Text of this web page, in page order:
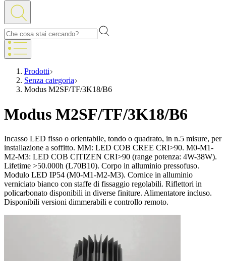
Prodotti
Senza categoria
Modus M2SF/TF/3K18/B6
Modus M2SF/TF/3K18/B6
Incasso LED fisso o orientabile, tondo o quadrato, in n.5 misure, per
installazione a soffitto. MM: LED COB CREE CRI>90. M0-M1-
M2-M3: LED COB CITIZEN CRI>90 (range potenza: 4W-38W).
Lifetime >50.000h (L70B10). Corpo in alluminio pressofuso.
Modulo LED IP54 (M0-M1-M2-M3). Cornice in alluminio
verniciato bianco con staffe di fissaggio regolabili. Riflettori in
policarbonato disponibili in diverse finiture. Alimentatore incluso.
Disponibili versioni dimmerabili e controllo remoto.